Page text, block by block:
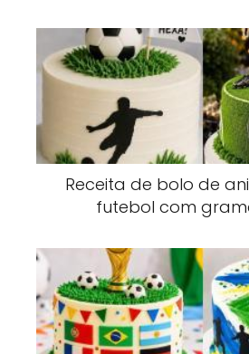
Receita de bolo de
futebol com